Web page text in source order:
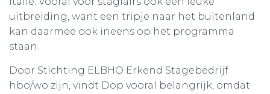
uitbreiding, want een tripje naar het buitenland
kan daarmee ook ineens op het programma
staan.
Door Stichting ELBHO Erkend Stagebedrijf
hbo/wo zijn, vindt Dop vooral belangrijk, omdat